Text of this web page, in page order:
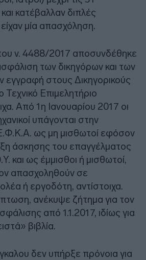
κατέβαλλαν διπλές
μία απασχόληση.
ν. 4488/2017 αποσυνδέθηκε
των δικηγόρων και των
εγγραφή στους Δικηγορικούς
Τεχνικό Επιμελητήριο
Από 1η Ιανουαρίου 2017 οι
υπάγονται στην
ως μη μισθωτοί εφόσον
άσκησης του επαγγέλματος
και ως έμμισθοι ή μισθωτοί,
απασχοληθούν σε
ή εργοδότη, αντίστοιχα.
ανέκυψε ζήτημα για τον
από 1.1.2017, ιδίως για
βιβλία.
δεν υπήρξε πρόνοια για